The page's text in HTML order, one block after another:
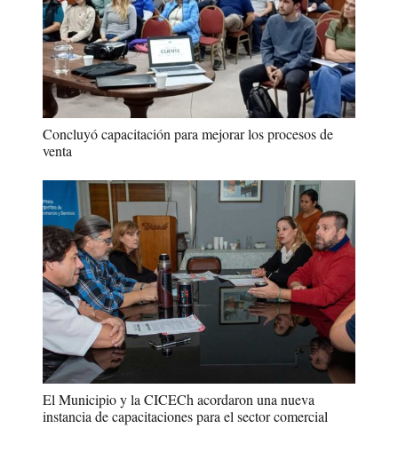
Concluyó capacitación para mejorar los procesos de
venta
El Municipio y la CICECh acordaron una nueva
instancia de capacitaciones para el sector comercial